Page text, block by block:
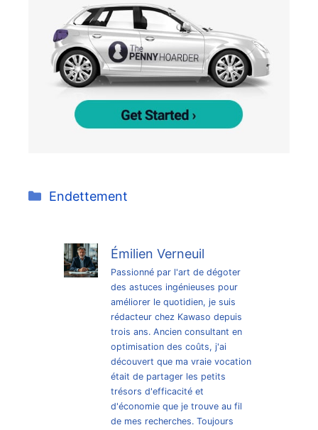
Catégories
Endettement
Émilien Verneuil
Passionné par l'art de dégoter
des astuces ingénieuses pour
améliorer le quotidien, je suis
rédacteur chez Kawaso depuis
trois ans. Ancien consultant en
optimisation des coûts, j'ai
découvert que ma vraie vocation
était de partager les petits
trésors d'efficacité et
d'économie que je trouve au fil
de mes recherches. Toujours